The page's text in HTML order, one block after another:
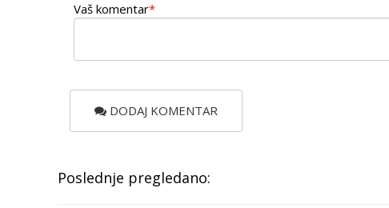
Vaš komentar*
DODAJ KOMENTAR
Poslednje pregledano: